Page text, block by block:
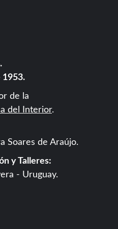
1953.
de la
del Interior.
Soares de Araújo.
y Talleres:
- Uruguay.